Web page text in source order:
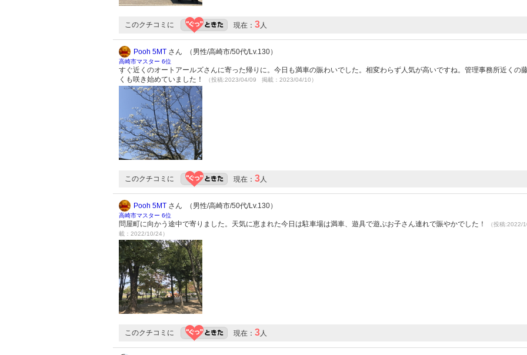
このクチコミに 現在： 3人
Pooh 5MT さん （男性/高崎市/50代/Lv.130）
高崎市マスター 6位
すぐ近くのオートアールズさんに寄った帰りに。今日も満車の賑わいでした。相変わらず人気が高いですね。管理事務所近くの
くも咲き始めていました！
（投稿:2023/04/09 掲載：2023/04/10）
このクチコミに 現在： 3人
Pooh 5MT さん （男性/高崎市/50代/Lv.130）
高崎市マスター 6位
問屋町に向かう途中で寄りました。天気に恵まれた今日は駐車場は満車、遊具で遊ぶお子さん連れで賑やかでした！
（投稿
載：2022/10/24）
このクチコミに 現在： 3人